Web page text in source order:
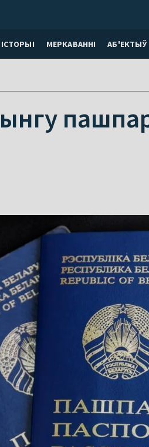
МЕРКАВАННI АБ'ЕКТЫЎ